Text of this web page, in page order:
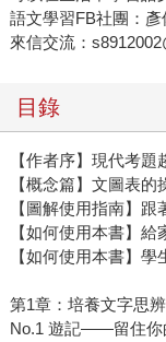
語文學習FB社團：
來信交流：
目錄
【作者序】現代考
【概念篇】文圖表
【圖解使用指南】
【如何使用本書】
【如何使用本書】學
第1章：培養文字思
No.1 遊記——留住你